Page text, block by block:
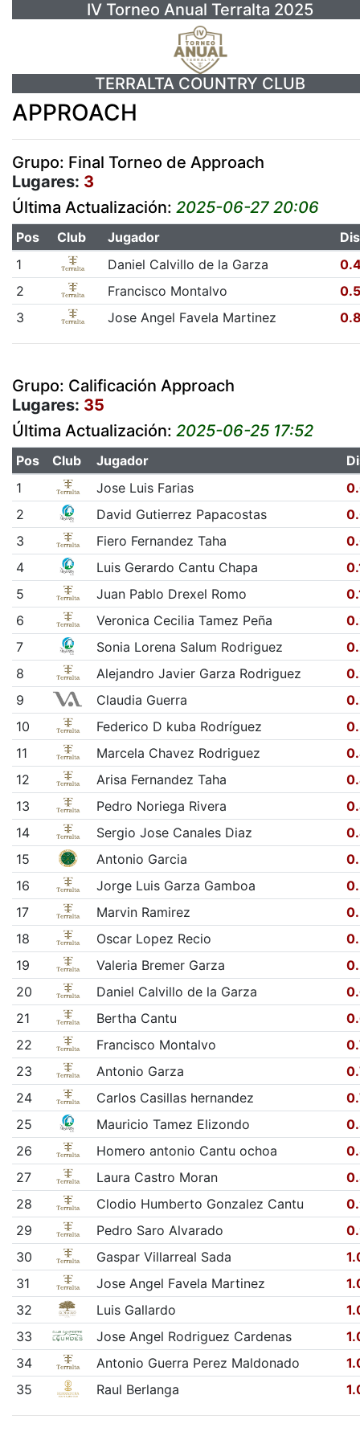
IV Torneo Anual Terralta 2025
TERRALTA COUNTRY CLUB
APPROACH
Grupo: Final Torneo de Approach
Lugares: 3
Última Actualización: 2025-06-27 20:06
Pos Club Jugador
1
Daniel Calvillo de la Garza
2
Francisco Montalvo
3
Jose Angel Favela Martinez
Grupo: Calificación Approach
Lugares: 35
Última Actualización: 2025-06-25 17:52
Pos Club Jugador
1
Jose Luis Farias
2
David Gutierrez Papacostas
3
Fiero Fernandez Taha
4
Luis Gerardo Cantu Chapa
5
Juan Pablo Drexel Romo
6
Veronica Cecilia Tamez Peña
7
Sonia Lorena Salum Rodriguez
8
Alejandro Javier Garza Rodriguez
9
Claudia Guerra
10
Federico D kuba Rodríguez
11
Marcela Chavez Rodriguez
12
Arisa Fernandez Taha
13
Pedro Noriega Rivera
14
Sergio Jose Canales Diaz
15
Antonio Garcia
16
Jorge Luis Garza Gamboa
17
Marvin Ramirez
18
Oscar Lopez Recio
19
Valeria Bremer Garza
20
Daniel Calvillo de la Garza
21
Bertha Cantu
22
Francisco Montalvo
23
Antonio Garza
24
Carlos Casillas hernandez
25
Mauricio Tamez Elizondo
26
Homero antonio Cantu ochoa
27
Laura Castro Moran
28
Clodio Humberto Gonzalez Cantu
29
Pedro Saro Alvarado
30
Gaspar Villarreal Sada
31
Jose Angel Favela Martinez
32
Luis Gallardo
33
Jose Angel Rodriguez Cardenas
34
Antonio Guerra Perez Maldonado
35
Raul Berlanga